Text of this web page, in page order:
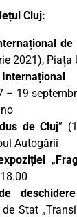
Cluj:
de
2021), Piața
– 19
de Cluj”
Autogării
„
Stat